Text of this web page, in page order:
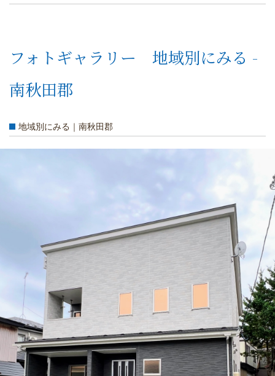
フォトギャラリー 地域別にみる -
南秋田郡
地域別にみる｜南秋田郡